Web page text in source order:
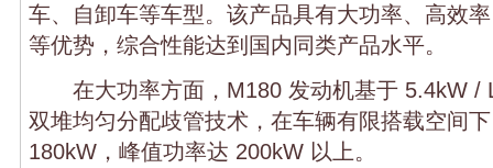
车、自卸车等车型。该产品具有大功率、高效
等优势，综合性能达到国内同类产品水平。
在大功率方面，M180 发动机基于 5.4kW /
双堆均匀分配歧管技术，在车辆有限搭载空间
180kW，峰值功率达 200kW 以上。